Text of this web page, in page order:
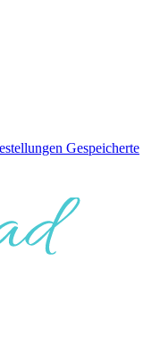
Gespeicherte